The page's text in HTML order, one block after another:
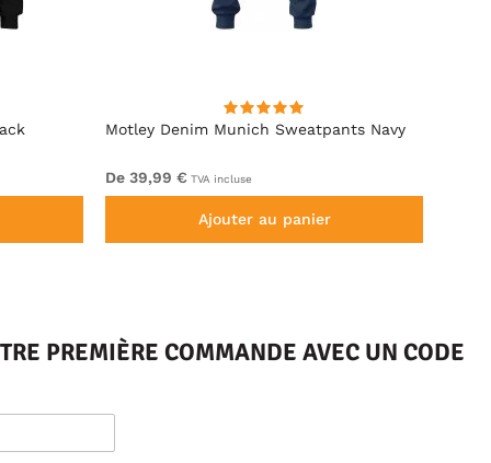
Motley Denim Munich Sweatpants Navy
De 39,99 € TVA incluse
Ajouter au panier
PREMIÈRE COMMANDE AVEC UN CODE